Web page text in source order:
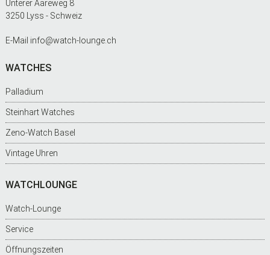
Unterer Aareweg 8
3250 Lyss - Schweiz
E-Mail info@watch-lounge.ch
WATCHES
Palladium
Steinhart Watches
Zeno-Watch Basel
Vintage Uhren
WATCHLOUNGE
Watch-Lounge
Service
Öffnungszeiten